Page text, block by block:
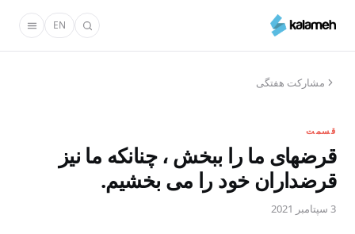
محتوای
EN
مشارکت هفتگی
قسمت
قرضهای ما را ببخش ، چنانکه ما نیز
قرضداران خود را می بخشیم.
3 سپتامبر 2021